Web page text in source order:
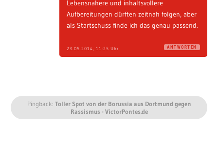
Lebensnahere und inhaltsvollere
Aufbereitungen dürften zeitnah folgen, aber
als Startschuss finde ich das genau passend.
23.05.2014, 11:25 Uhr ANTWORTEN
Pingback: Toller Spot von der Borussia aus Dortmund gegen
Rassismus - VictorPontes.de